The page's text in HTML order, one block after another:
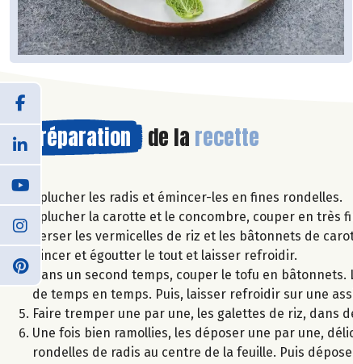
Préparation de la recette
Éplucher les radis et émincer-les en fines rondelles.
Éplucher la carotte et le concombre, couper en
Verser les vermicelles de riz et les bâtonnets de
Rincer et égoutter le tout et laisser refroidir.
Dans un second temps, couper le tofu en
de temps en temps. Puis, laisser refroidir sur une
Faire tremper une par une, les galettes de riz, dans
Une fois bien ramollies, les déposer une par une,
rondelles de radis au centre de la feuille. Puis